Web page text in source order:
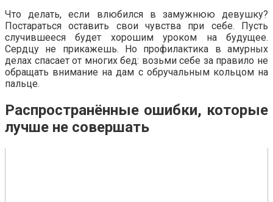
Что делать, если влюбился в замужнюю девушку?
Постараться оставить свои чувства при себе. Пусть
случившееся будет хорошим уроком на будущее.
Сердцу не прикажешь. Но профилактика в амурных
делах спасает от многих бед: возьми себе за правило не
обращать внимание на дам с обручальным кольцом на
пальце.
Распространённые ошибки, которые
лучше не совершать